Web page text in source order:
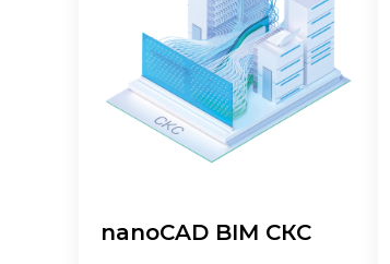
nanoCAD BIM СКС